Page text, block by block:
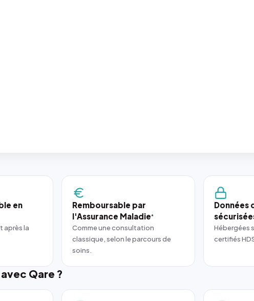
en
après la
Remboursable par
l'Assurance Maladie*
Comme une consultation
classique, selon le parcours de
soins.
Données
Hébergées
certifiés
Qare ?